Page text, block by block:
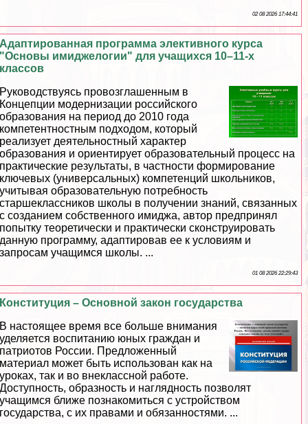
02 08 2026 17:44:41
Адаптированная программа элективного курса
"Основы имиджелогии" для учащихся 10–11-х
классов
Руководствуясь провозглашенным в
Концепции модернизации российского
образования на период до 2010 года
компетентностным подходом, который
реализует деятельностный хаpaктер
образования и ориентирует образовательный процесс на
пpaктические результаты, в частности формирование
ключевых (универсальных) компетенций школьников,
учитывая образовательную потребность
старшеклассников школы в получении знаний, связанных
с созданием собственного имиджа, автор предпринял
попытку теоретически и пpaктически сконструировать
данную программу, адаптировав ее к условиям и
запросам учащимся школы. ...
01 08 2026 22:29:43
Конституция – Основной закон государства
В настоящее время все больше внимания
уделяется воспитанию юных граждан и
патриотов России. Предложенный
материал может быть использован как на
уроках, так и во внеклассной работе.
Доступность, образность и наглядность позволят
учащимся ближе познакомиться с устройством
государства, с их правами и обязанностями. ...